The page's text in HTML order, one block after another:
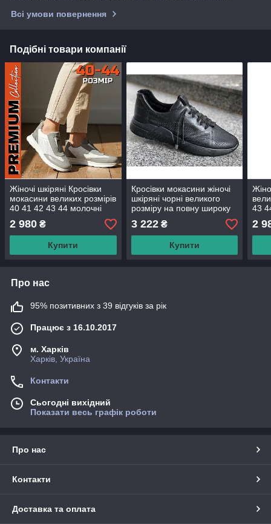
Всі умови повернення
Подібні товари компанії
Жіночі шкіряні Кросівки
мокасини великих розмірів
40 41 42 43 44 молочні
білі чорні на повну широку
ногу
2 980 ₴
Купити
Кросівки мокасини жіночі
шкіряні чорні великого
розміру на повну широку
ногу 41 42 43 44 45
3 222₴
Купити
43
2
Про нас
95% позитивних з 39 відгуків за рік
Працює з 16.10.2017
м. Харків
Харків, Україна
Контакти
Сьогодні вихідний
Показати весь графік роботи
Про нас
Контакти
Доставка та оплата